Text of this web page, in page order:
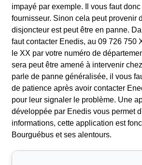
impayé par exemple. Il vous faut
fournisseur. Sinon cela peut provenir
disjoncteur est peut être en panne.
faut contacter Enedis, au 09 726 750
le XX par votre numéro de
sera peut être amené à intervenir
parle de panne généralisée, il vous
de patience après avoir contacter
pour leur signaler le problème. Une
développée par Enedis vous permet
informations, cette application est
Bourguébus et ses alentours.